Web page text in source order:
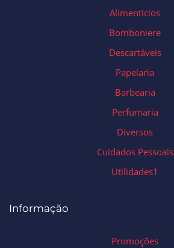
Alimentícios
Bomboniere
Descartáveis
Papelaria
Barbearia
Perfumaria
Diversos
Cuidados Pessoais
Utilidades1
Informação
Promoções